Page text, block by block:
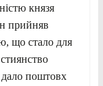
князя
прийняв
що стало для
дало поштовх